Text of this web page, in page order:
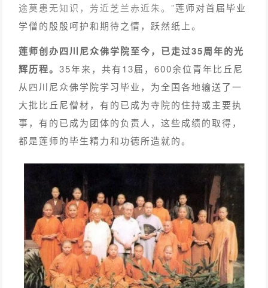
途莫患无知识，芳近芝兰赤近朱。”莲师对首届毕业
学僧的殷殷呵护和期待之情，跃然纸上。
莲师创办四川尼众佛学院至今，已走过35周年的光
辉历程。35年来，共有13届，600余位青年比丘尼
从四川尼众佛学院学习毕业，为全国各地输送了一
大批比丘尼僧材，有的已成为寺院的住持或主要执
事，有的已成为团体的负责人，这些成绩的取得，
都是莲师的毕生精力和功德所造就的。